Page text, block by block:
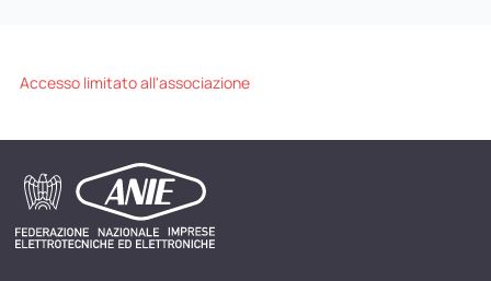
Accesso limitato all'associazione